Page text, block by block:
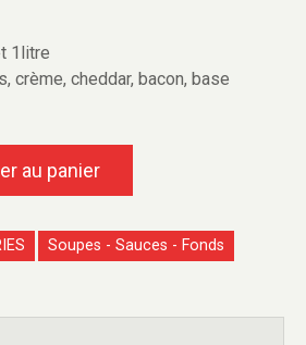
1litre
crème, cheddar, bacon, base
au panier
Soupes - Sauces - Fonds